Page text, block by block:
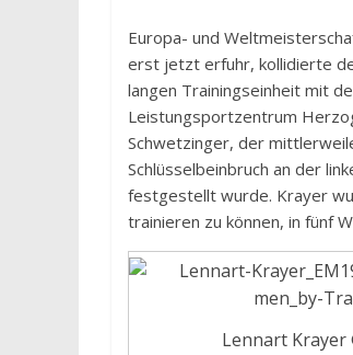
Europa- und
erst jetzt erfuhr, kollidierte
langen Trainingseinheit mit
Leistungsportzentrum
Schwetzinger, der
Schlüsselbeinbruch an der
festgestellt wurde. Krayer
trainieren zu können, in fünf
Lennart